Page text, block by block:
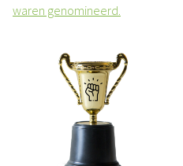
waren genomineerd.